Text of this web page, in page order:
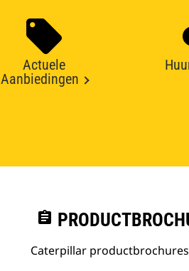
Actuele
Aanbiedingen
assignment
Caterpillar